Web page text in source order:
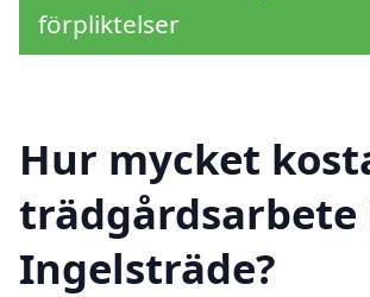
förpliktelser
Hur mycket
trädgårdsarbete
Ingelsträde?